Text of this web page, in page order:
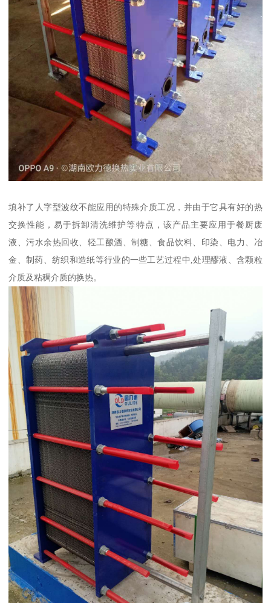
填补了人字型波纹不能应用的特殊介质工况，并由于它具有好的热
交换性能，易于拆卸清洗维护等特点，该产品主要应用于餐厨废
液、污水余热回收、轻工酿酒、制糖、食品饮料、印染、电力、冶
金、制药、纺织和造纸等行业的一些工艺过程中,处理醪液、含颗粒
介质及粘稠介质的换热。